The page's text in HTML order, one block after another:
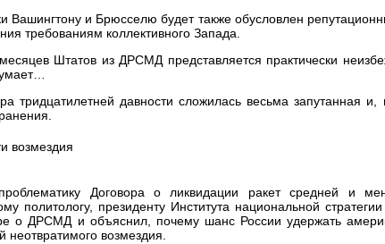
Вашингтону и Брюсселю будет также обусловлен
требованиям коллективного Запада.
Штатов из ДРСМД представляется практически
тридцатилетней давности сложилась весьма запутанная
Договора о ликвидации ракет средней и
политологу, президенту Института национальной
о ДРСМД и объяснил, почему шанс России удержать
возмездия.